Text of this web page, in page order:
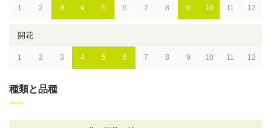
1 2 3 4 5 6 7 8 9 10 11 12
開花
1 2 3 4 5 6 7 8 9 10 11 12
種類と品種